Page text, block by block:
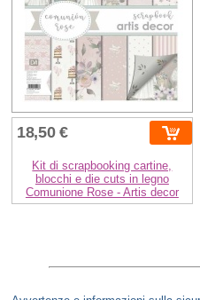
18,50 €
Kit di scrapbooking cartine,
blocchi e die cuts in legno
Comunione Rose - Artis decor